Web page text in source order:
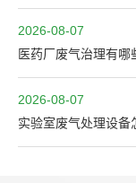
2026-08-07
医药厂废气治理有
2026-08-07
实验室废气处理设备